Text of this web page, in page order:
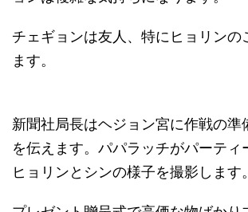
チェギョンは友人、特にヒョリンの
ます。
新聞社局長はヘジョン宮に作戦の準
を伝えます。パパラッチがパーティ
ヒョリンとシンの様子を撮影します。